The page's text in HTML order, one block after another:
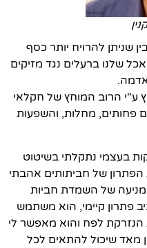
שניתן להרויח יותר כסף
שלנו ברעלים נגד מזיקים
ע"י הרוב המוחץ של חקלאי
פחותים, מחלות, והשפעות
בעצמי נתקלתי בשיטוט
של חביתותים אהבתי
של השמדת חביות
פתרון קיימי, הוא משתמש
הנזרקת לפח והוא מאפשר לי
מאד שיכול להתאים לכל